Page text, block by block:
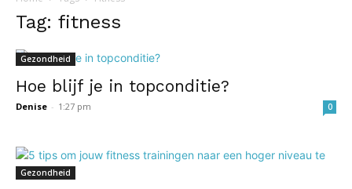
Tag: fitness
Gezondheid
Hoe blijf je in topconditie?
Denise - 1:27 pm 0
Gezondheid